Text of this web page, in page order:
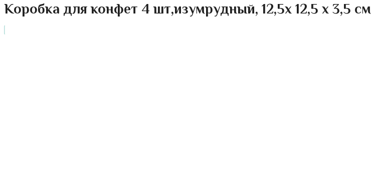
Коробка для конфет 4 шт,изумрудный, 12,5х 12,5 х 3,5 см